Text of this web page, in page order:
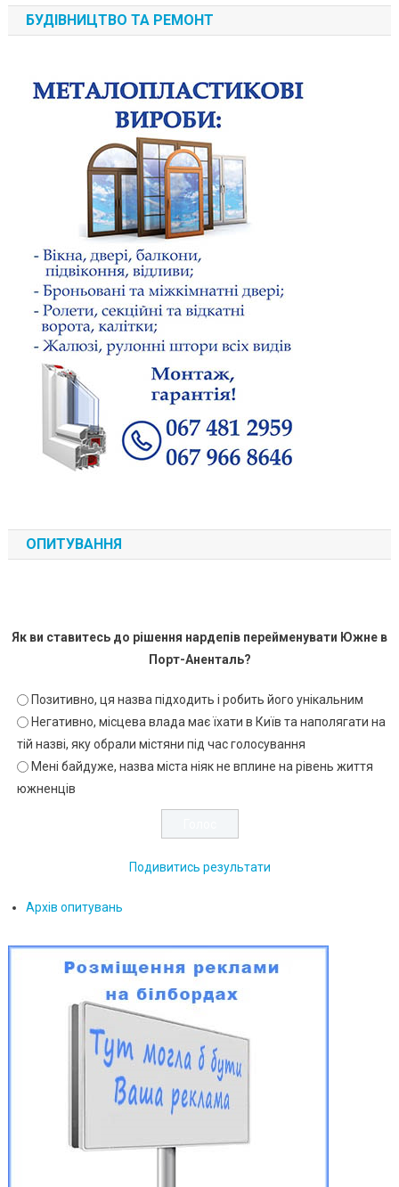
БУДІВНИЦТВО ТА РЕМОНТ
ОПИТУВАННЯ
Як ви ставитесь до рішення нардепів перейменувати Южне в
Порт-Аненталь?
Позитивно, ця назва підходить і робить його унікальним
Негативно, місцева влада має їхати в Київ та наполягати на
тій назві, яку обрали містяни під час голосування
Мені байдуже, назва міста ніяк не вплине на рівень життя
южненців
Подивитись результати
Архів опитувань